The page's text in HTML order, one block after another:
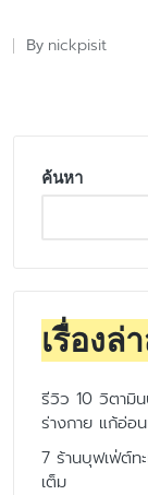
Posted
By nickpisit
ค้นหา
เรื่องล่
รีวิว 10 วิตามิ
ร่างกาย แก้อ่อ
7 ร้านบุฟเฟ่ต์ท
เต็ม